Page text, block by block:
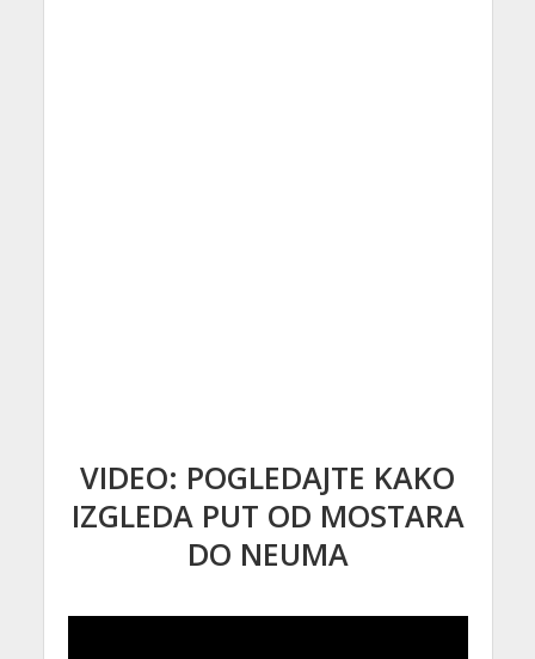
VIDEO: POGLEDAJTE KAKO
IZGLEDA PUT OD MOSTARA
DO NEUMA